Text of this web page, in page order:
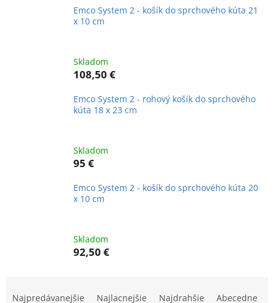
Emco System 2 - košík do sprchového kúta 21
x 10 cm
Skladom
108,50 €
Emco System 2 - rohový košík do sprchového
kúta 18 x 23 cm
Skladom
95 €
Emco System 2 - košík do sprchového kúta 20
x 10 cm
Skladom
92,50 €
Najpredávanejšie Najlacnejšie Najdrahšie Abecedne